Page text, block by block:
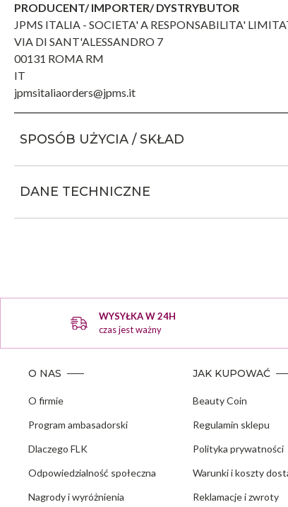
PRODUCENT/ IMPORTER/ DYSTRYBUTOR
JPMS ITALIA - SOCIETA' A RESPONSABILITA'
VIA DI SANT'ALESSANDRO 7
00131 ROMA RM
IT
jpmsitaliaorders@jpms.it
SPOSÓB UŻYCIA / SKŁAD
DANE TECHNICZNE
WYSYŁKA W 24H
czas jest ważny
O NAS
O firmie
Program ambasadorski
Dlaczego FLK
Odpowiedzialność społeczna
Nagrody i wyróżnienia
JAK KUPOWAĆ
Beauty Coin
Regulamin sklepu
Polityka prywatności
Warunki i koszty
Reklamacje i zwroty